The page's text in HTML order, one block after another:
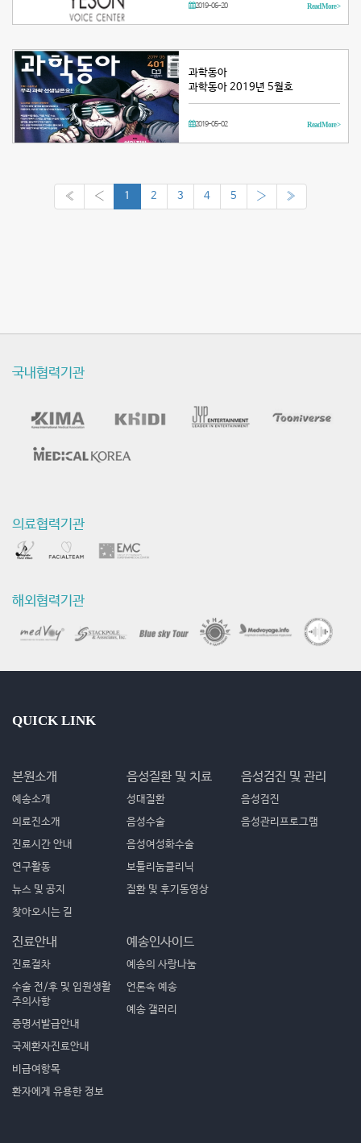
2019-06-20 Read More >
과학동아
과학동아 2019년 5월호
2019-05-02 Read More >
« ‹ 1 2 3 4 5 › »
국내협력기관
의료협력기관
해외협력기관
QUICK LINK
본원소개
예송소개
의료진소개
진료시간 안내
연구활동
뉴스 및 공지
찾아오시는 길
음성질환 및 치료
성대질환
음성수술
음성여성화수술
보툴리눔클리닉
질환 및 후기동영상
음성검진 및 관리
음성검진
음성관리프로그램
진료안내
진료절차
수술 전/후 및 입원생활
주의사항
증명서발급안내
국제환자진료안내
비급여항목
환자에게 유용한 정보
예송인사이드
예송의 사랑나눔
언론속 예송
예송 갤러리